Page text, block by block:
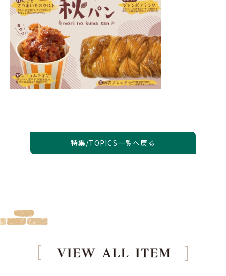
特集/TOPICS一覧へ戻る